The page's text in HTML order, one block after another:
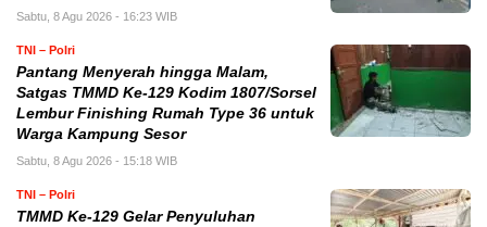
Sabtu, 8 Agu 2026 - 16:23 WIB
TNI – Polri
Pantang Menyerah hingga Malam,
Satgas TMMD Ke-129 Kodim 1807/Sorsel
Lembur Finishing Rumah Type 36 untuk
Warga Kampung Sesor
Sabtu, 8 Agu 2026 - 15:18 WIB
TNI – Polri
TMMD Ke-129 Gelar Penyuluhan